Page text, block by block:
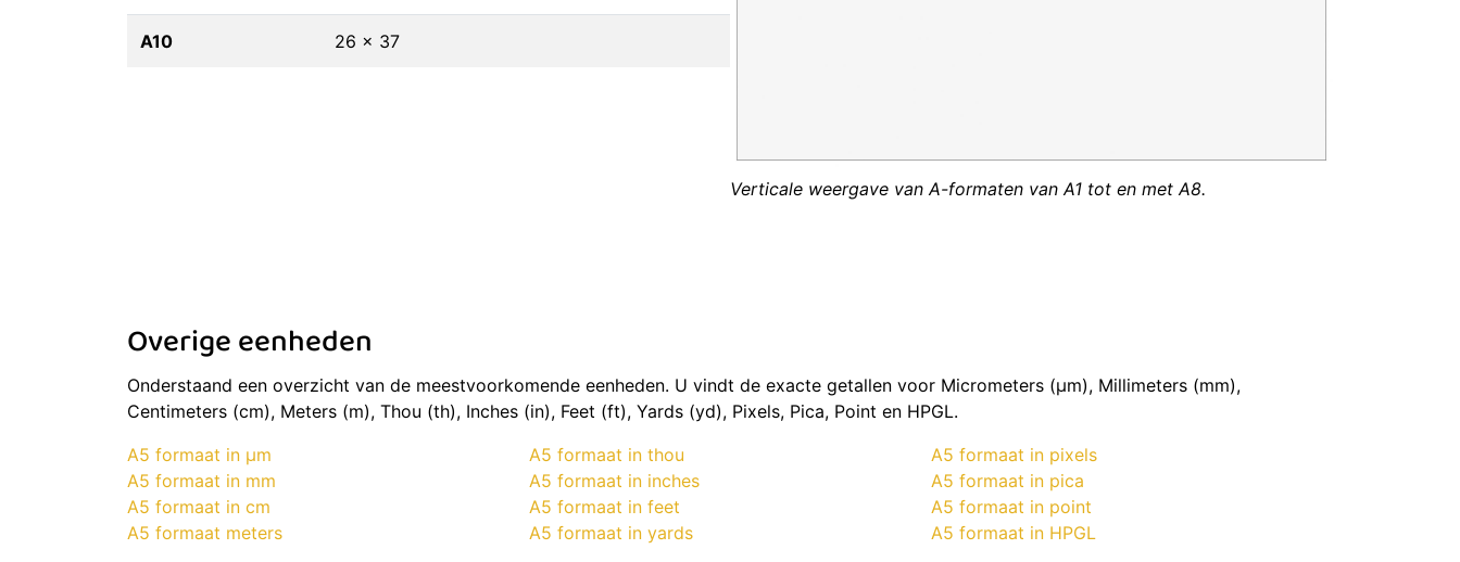
A10 26 x 37
Verticale weergave van A-formaten van A1 tot en met A8.
Overige eenheden
Onderstaand een overzicht van de meestvoorkomende eenheden. U vindt de exacte getallen voor Micrometers (μm), Millimeters (mm),
Centimeters (cm), Meters (m), Thou (th), Inches (in), Feet (ft), Yards (yd), Pixels, Pica, Point en HPGL.
A5 formaat in μm
A5 formaat in mm
A5 formaat in cm
A5 formaat meters
A5 formaat in thou
A5 formaat in inches
A5 formaat in feet
A5 formaat in yards
A5 formaat in pixels
A5 formaat in pica
A5 formaat in point
A5 formaat in HPGL